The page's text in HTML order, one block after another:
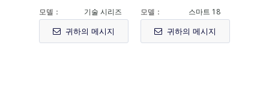
모델： 기술 시리즈
귀하의 메시지
모델： 스마트 18
귀하의 메시지